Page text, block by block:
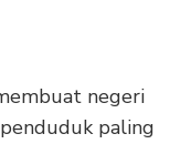
negeri
paling